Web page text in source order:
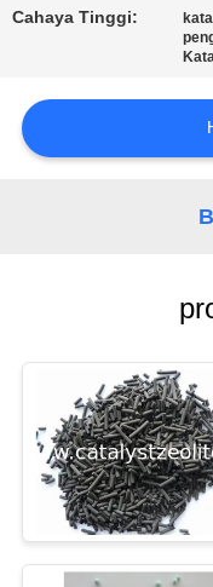
SITEMAP
Cahaya Tinggi: